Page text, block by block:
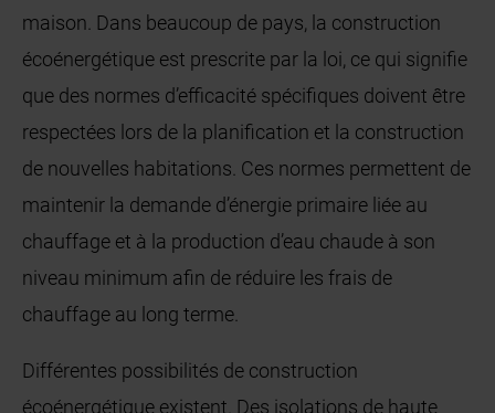
maison. Dans beaucoup de pays, la construction
écoénergétique est prescrite par la loi, ce qui signifie
que des normes d’efficacité spécifiques doivent être
respectées lors de la planification et la construction
de nouvelles habitations. Ces normes permettent de
maintenir la demande d’énergie primaire liée au
chauffage et à la production d’eau chaude à son
niveau minimum afin de réduire les frais de
chauffage au long terme.
Différentes possibilités de construction
écoénergétique existent. Des isolations de haute